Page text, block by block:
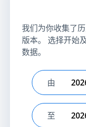
我们为你收集了
版本。 选择开始
数据。
选择开始
由
选择结束
至